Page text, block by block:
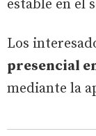
estable en el
Los
presencial
mediante la